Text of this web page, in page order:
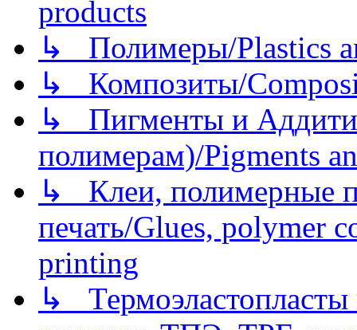
products
↳ Полимеры/Plastics
↳ Композиты/
↳ Пигменты и
полимерам)/Pigments
↳ Клеи, полимерные
печать/Glues, polymer
printing
↳